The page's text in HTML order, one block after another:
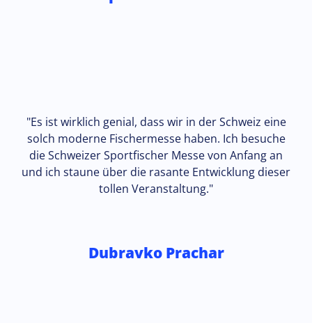
"Es ist wirklich genial, dass wir in der Schweiz eine
solch moderne Fischermesse haben. Ich besuche
die Schweizer Sportfischer Messe von Anfang an
und ich staune über die rasante Entwicklung dieser
tollen Veranstaltung."
Dubravko Prachar